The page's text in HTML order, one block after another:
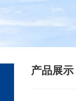
产品展示